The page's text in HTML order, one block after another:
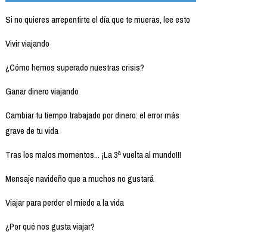
Si no quieres arrepentirte el día que te mueras, lee esto
Vivir viajando
¿Cómo hemos superado nuestras crisis?
Ganar dinero viajando
Cambiar tu tiempo trabajado por dinero: el error más
grave de tu vida
Tras los malos momentos... ¡La 3ª vuelta al mundo!!!
Mensaje navideño que a muchos no gustará
Viajar para perder el miedo a la vida
¿Por qué nos gusta viajar?